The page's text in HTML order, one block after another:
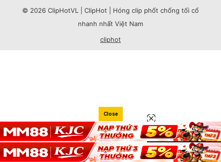
© 2026 ClipHotVL | ClipHot | Hóng clip phốt chống tối cổ
nhanh nhất Việt Nam
cliphot
Close